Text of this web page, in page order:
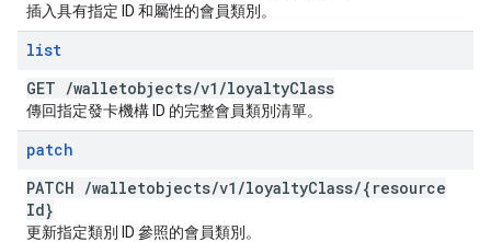
插入具有指定 ID 和屬性的會員類別。
list
GET /walletobjects/v1 /loyaltyClass
傳回指定發卡機構 ID 的完整會員類別清單。
patch
PATCH /walletobjects/v1 /loyaltyClass/{resource
Id}
更新指定類別 ID 參照的會員類別。